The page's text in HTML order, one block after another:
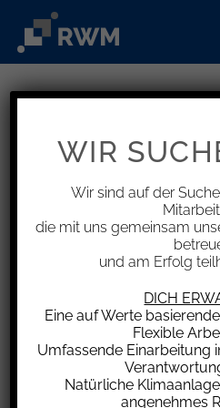
Inhalt
springen
Abgrenzung von
und
In einer Entscheidung vom
Bundesfinanzhof (BFH)
Besteuerung von
Kundenveranstaltungen
differenziert zwischen
Werbeausgaben und
unter die
WIR
Wir sind auf der
die mit uns gemeinsam
und am Erfolg
DICH
Eine auf Werte
Flexible
Umfassende Einarbeitung
Natürliche
angenehmes